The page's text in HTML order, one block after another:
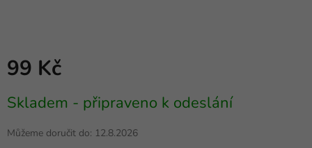
99 Kč
cena:
Skladem - připraveno k odeslání
Můžeme doručit do: 12.8.2026